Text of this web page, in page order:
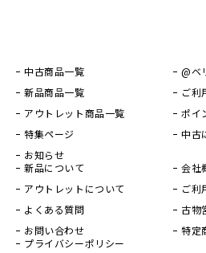
中古商品一覧
新品商品一覧
アウトレット商品一覧
特集ページ
お知らせ
@ベ
ご利
ポイ
中古
新品について
アウトレットについて
よくある質問
お問い合わせ
会社
ご利
古物
特定
プライバシーポリシー